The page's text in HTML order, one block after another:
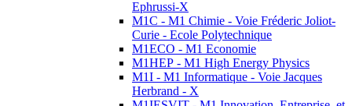
Ephrussi-X
M1C - M1 Chimie - Voie Fréderic Joliot-
Curie - Ecole Polytechnique
M1ECO - M1 Economie
M1HEP - M1 High Energy Physics
M1I - M1 Informatique - Voie Jacques
Herbrand - X